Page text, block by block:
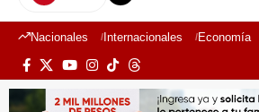
Nacionales Internacionales Economía